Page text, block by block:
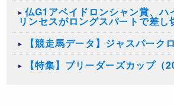
仏G1アベイドロンシャン賞、ハ
リンセスがロングスパートで差し
【競走馬データ】ジャスパーク
【特集】ブリーダーズカップ（